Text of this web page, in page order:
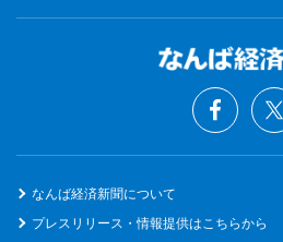
なんば経済新聞について
プレスリリース・情報提供はこちらから